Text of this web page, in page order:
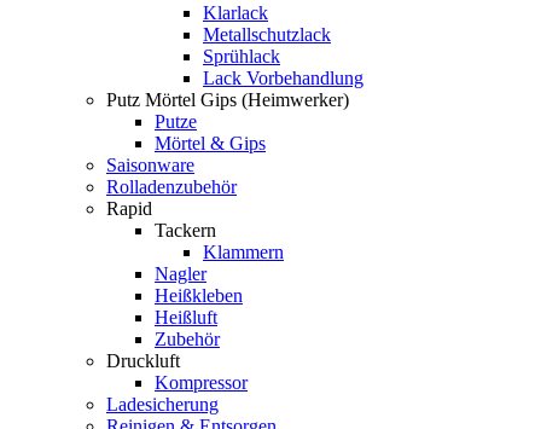
Klarlack
Metallschutzlack
Sprühlack
Lack Vorbehandlung
Putz Mörtel Gips (Heimwerker)
Putze
Mörtel & Gips
Saisonware
Rolladenzubehör
Rapid
Tackern
Klammern
Nagler
Heißkleben
Heißluft
Zubehör
Druckluft
Kompressor
Ladesicherung